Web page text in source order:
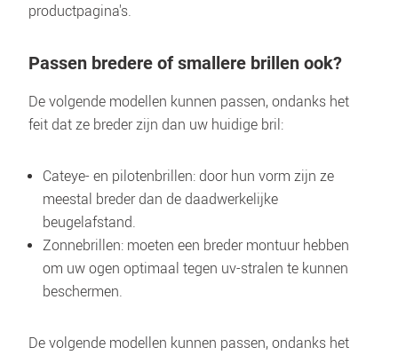
productpagina's.
Passen bredere of smallere brillen ook?
De volgende modellen kunnen passen, ondanks het
feit dat ze breder zijn dan uw huidige bril:
Cateye- en pilotenbrillen: door hun vorm zijn ze
meestal breder dan de daadwerkelijke
beugelafstand.
Zonnebrillen: moeten een breder montuur hebben
om uw ogen optimaal tegen uv-stralen te kunnen
beschermen.
De volgende modellen kunnen passen, ondanks het